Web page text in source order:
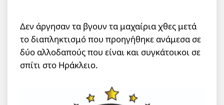
Δεν άργησαν τα βγουν τα μαχαίρια χθες μετά
το διαπληκτισμό που προηγήθηκε ανάμεσα σε
δύο αλλοδαπούς που είναι και συγκάτοικοι σε
σπίτι στο Ηράκλειο.